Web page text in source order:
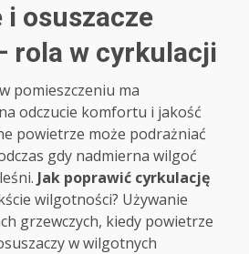
i osuszacze
rola w cyrkulacji
pomieszczeniu ma
odczucie komfortu i jakość
powietrze może podrażniać
gdy nadmierna wilgoć
Jak poprawić cyrkulację
wilgotności? Używanie
grzewczych, kiedy powietrze
w wilgotnych